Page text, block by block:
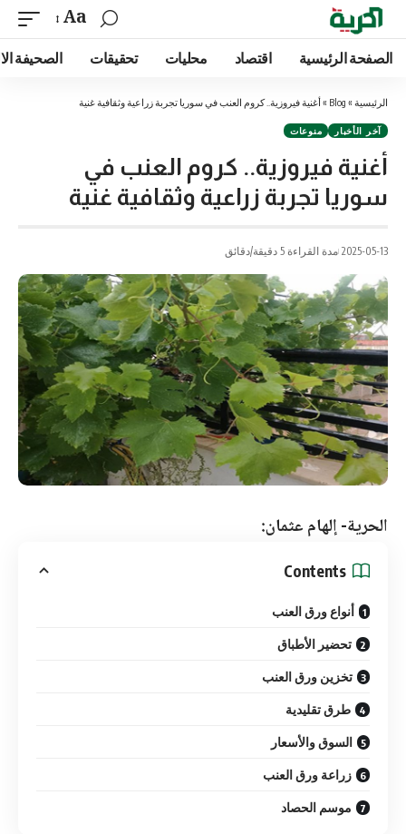
Aa
الصفحة الرئيسية اقتصاد محليات تحقيقات الصحيفة
الرئيسية »
Blog
»أغنية فيروزية.. كروم العنب في سوريا تجربة زراعية وثقافية غنية
آخر الأخبار منوعات
أغنية فيروزية.. كروم العنب في
سوريا تجربة زراعية وثقافية غنية
2025-05-13 مدة القراءة 5 دقيقة/دقائق
الحرية- إلهام عثمان:
Contents
أنواع ورق العنب
تحضير الأطباق
تخزين ورق العنب
طرق تقليدية
السوق والأسعار
زراعة ورق العنب
موسم الحصاد